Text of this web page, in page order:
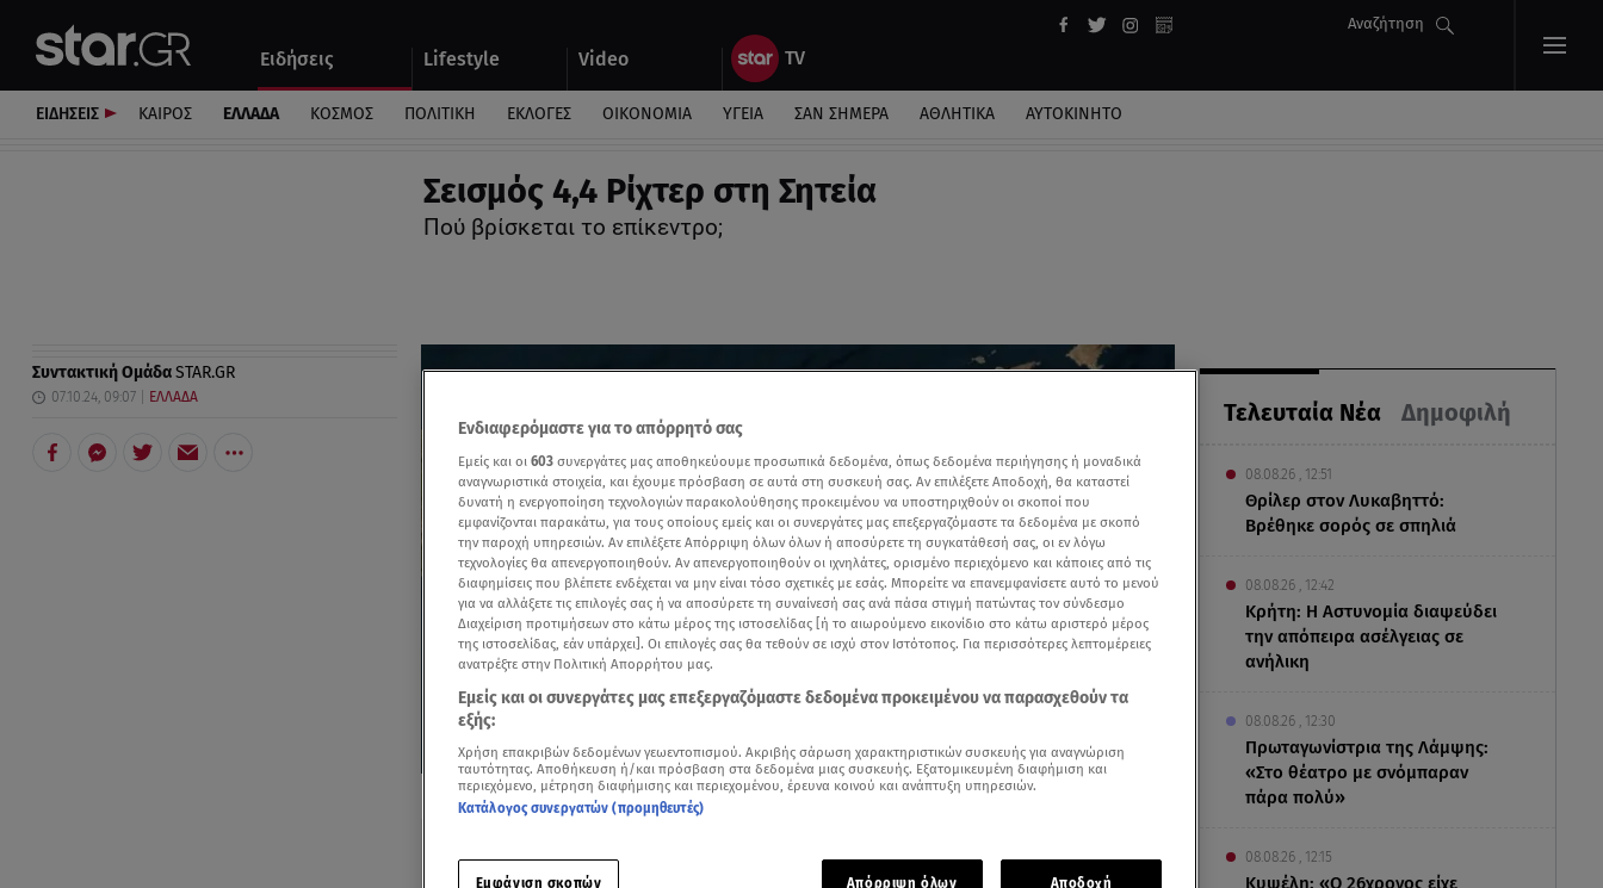
Ειδήσεις Lifestyle Video
Αναζήτηση
Αυτοκίνητο
ΕΙΔΗΣΕΙΣ ΚΑΙΡΟΣ ΕΛΛΑΔΑ ΚΟΣΜΟΣ ΠΟΛΙΤΙΚΗ ΕΚΛΟΓΕΣ ΟΙΚΟΝΟΜΙΑ ΥΓΕΙΑ ΣΑΝ ΣΗΜΕΡΑ ΑΘΛΗΤΙΚΑ ΑΥΤΟΚΙΝΗΤΟ
Σεισμός 4,4 Ρίχτερ στη Σητεία
Πού βρίσκεται το επίκεντρο;
Τελευταία Νέα Δημοφιλή
08.08.26 , 12:51
Θρίλερ στον Λυκαβηττό:
Βρέθηκε σορός σε σπηλιά
08.08.26 , 12:42
Κρήτη: Η Αστυνομία διαψεύδει
την απόπειρα ασέλγειας σε
ανήλικη
08.08.26 , 12:30
Πρωταγωνίστρια της Λάμψης:
«Στο θέατρο με σνόμπαραν
πάρα πολύ»
08.08.26 , 12:15
Κυψέλη: «Ο 26χρονος είχε
Συντακτική ΟμάδαSTAR.GR
07.10.24, 09:07 ΕΛΛΑΔΑ
Δείτε περισσότερα άρθρα μας στην αναζήτηση σας
Πρόσθηκη star.gr στις επιλογές σας
Ενδιαφερόμαστε για το απόρρητό σας
Εμείς και οι 603 συνεργάτες μας αποθηκεύουμε προσωπικά δεδομένα, όπως δεδομένα περιήγησης ή μοναδικά
αναγνωριστικά στοιχεία, και έχουμε πρόσβαση σε αυτά στη συσκευή σας. Αν επιλέξετε Αποδοχή, θα καταστεί
δυνατή η ενεργοποίηση τεχνολογιών παρακολούθησης προκειμένου να υποστηριχθούν οι σκοποί που
εμφανίζονται παρακάτω, για τους οποίους εμείς και οι συνεργάτες μας επεξεργαζόμαστε τα δεδομένα με σκοπό
την παροχή υπηρεσιών. Αν επιλέξετε Απόρριψη όλων όλων ή αποσύρετε τη συγκατάθεσή σας, οι εν λόγω
τεχνολογίες θα απενεργοποιηθούν. Αν απενεργοποιηθούν οι ιχνηλάτες, ορισμένο περιεχόμενο και κάποιες από τις
διαφημίσεις που βλέπετε ενδέχεται να μην είναι τόσο σχετικές με εσάς. Μπορείτε να επανεμφανίσετε αυτό το μενού
για να αλλάξετε τις επιλογές σας ή να αποσύρετε τη συναίνεσή σας ανά πάσα στιγμή πατώντας τον σύνδεσμο
Διαχείριση προτιμήσεων στο κάτω μέρος της ιστοσελίδας [ή το αιωρούμενο εικονίδιο στο κάτω αριστερό μέρος
της ιστοσελίδας, εάν υπάρχει]. Οι επιλογές σας θα τεθούν σε ισχύ στον Ιστότοπος. Για περισσότερες λεπτομέρειες
ανατρέξτε στην Πολιτική Απορρήτου μας.
Εμείς και οι συνεργάτες μας επεξεργαζόμαστε δεδομένα προκειμένου να παρασχεθούν τα
εξής:
Χρήση επακριβών δεδομένων γεωεντοπισμού. Ακριβής σάρωση χαρακτηριστικών συσκευής για αναγνώριση
ταυτότητας. Αποθήκευση ή/και πρόσβαση στα δεδομένα μιας συσκευής. Εξατομικευμένη διαφήμιση και
περιεχόμενο, μέτρηση διαφήμισης και περιεχομένου, έρευνα κοινού και ανάπτυξη υπηρεσιών.
Κατάλογος συνεργατών (προμηθευτές)
Εμφάνιση σκοπών Απόρριψη όλων Αποδοχή